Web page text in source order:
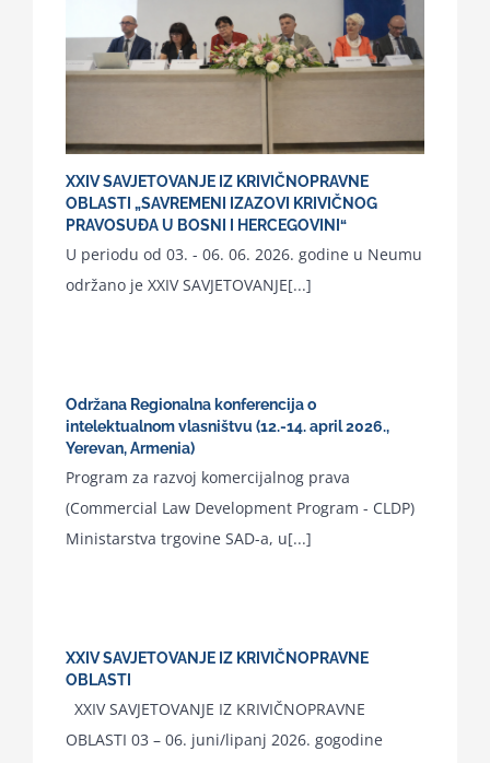
XXIV SAVJETOVANJE IZ KRIVIČNOPRAVNE
OBLASTI „SAVREMENI IZAZOVI KRIVIČNOG
PRAVOSUĐA U BOSNI I HERCEGOVINI“
U periodu od 03. - 06. 06. 2026. godine u Neumu
održano je XXIV SAVJETOVANJE[...]
Održana Regionalna konferencija o
intelektualnom vlasništvu (12.-14. april 2026.,
Yerevan, Armenia)
Program za razvoj komercijalnog prava
(Commercial Law Development Program - CLDP)
Ministarstva trgovine SAD-a, u[...]
XXIV SAVJETOVANJE IZ KRIVIČNOPRAVNE
OBLASTI
XXIV SAVJETOVANJE IZ KRIVIČNOPRAVNE
OBLASTI 03 – 06. juni/lipanj 2026. gogodine